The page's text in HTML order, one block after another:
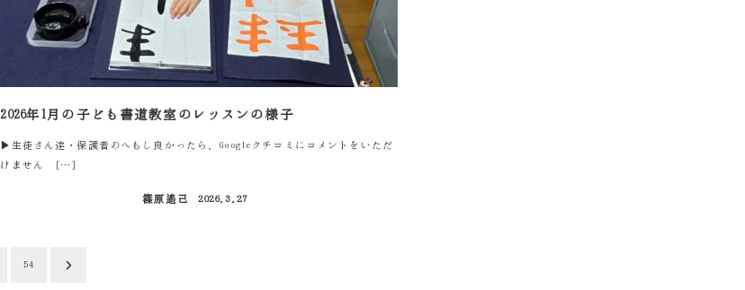
2026年1月の子ども書道教室のレッスンの様子
▶生徒さん達・保護者のへもし良かったら、Googleクチコミにコメントをいただ
けません […]
篠原遙己
2026.3.27
54